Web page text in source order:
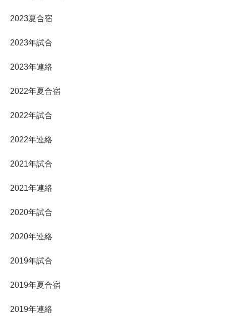
2023夏合宿
2023年試合
2023年連絡
2022年夏合宿
2022年試合
2022年連絡
2021年試合
2021年連絡
2020年試合
2020年連絡
2019年試合
2019年夏合宿
2019年連絡